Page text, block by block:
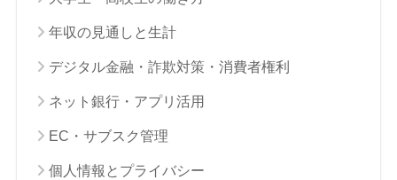
年収の見通しと生計
デジタル金融・詐欺対策・消費者権利
ネット銀行・アプリ活用
EC・サブスク管理
個人情報とプライバシー